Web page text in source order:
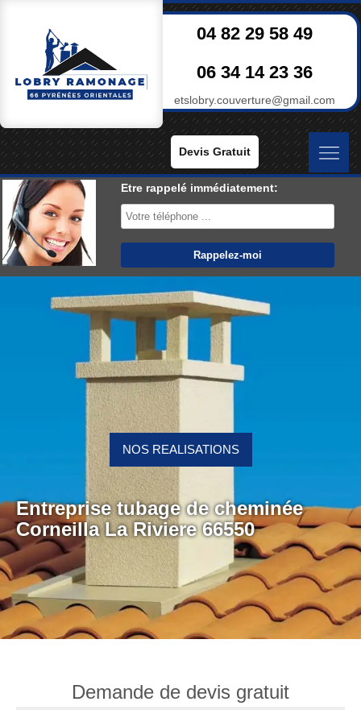
04 82 29 58 49
06 34 14 23 36
etslobry.couverture@gmail.com
Devis Gratuit
Etre rappelé immédiatement:
Entreprise tubage de cheminée
Corneilla La Riviere 66550
NOS REALISATIONS
Demande de devis gratuit